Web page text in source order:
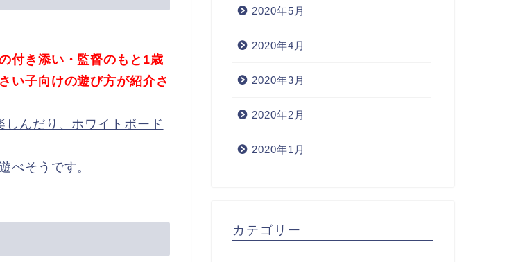
付き添い・監督のもと1歳
い子向けの遊び方が紹介さ
んだり、ホワイトボード
べそうです。
2020年5月
2020年4月
2020年3月
2020年2月
2020年1月
カテゴリー